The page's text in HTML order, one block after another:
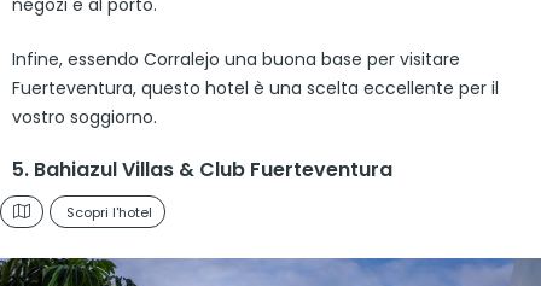
negozi e al porto.
Infine, essendo Corralejo una buona base per visitare
Fuerteventura, questo hotel è una scelta eccellente per il
vostro soggiorno.
5. Bahiazul Villas & Club Fuerteventura
Scopri l'hotel